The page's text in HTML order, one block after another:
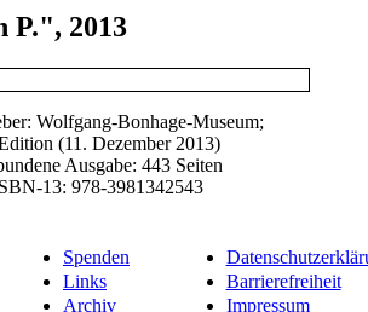
P.", 2013
Wolfgang-Bonhage-Museum;
(11. Dezember 2013)
Ausgabe: 443 Seiten
13: 978-3981342543
Spenden
Links
Archiv
Barrierefreiheit
Impressum